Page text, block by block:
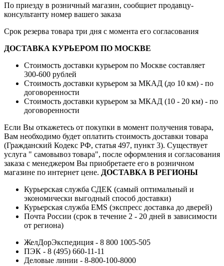
По приезду в розничный магазин, сообщиет продавцу-
консультанту номер вашего заказа
Срок резерва товара три дня с момента его согласования
ДОСТАВКА КУРЬЕРОМ ПО МОСКВЕ
Стоимость доставки курьером по Москве составляет
300-600 рублей
Стоимость доставки курьером за МКАД (до 10 км) - по
договоренности
Стоимость доставки курьером за МКАД (10 - 20 км) - по
договоренности
Если Вы откажетесь от покупки в момент получения товара,
Вам необходимо будет оплатить стоимость доставки товара
(Гражданский Кодекс РФ, статья 497, пункт 3). Существует
услуга " самовывоз товара", после оформления и согласования
заказа с менеджером Вы приобретаете его в розничном
магазине по интернет цене. ДОСТАВКА В РЕГИОНЫ
Курьерская служба СДЕК (самый оптимальный и
экономически выгодный способ доставки)
Курьерская служба EMS (экспресс доставка до дверей)
Почта России (срок в течение 2 - 20 дней в зависимости
от региона)
ЖелДорЭкспедиция - 8 800 1005-505
ПЭК - 8 (495) 660-11-11
Деловые линии - 8-800-100-8000